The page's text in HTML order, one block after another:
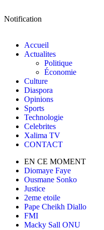
Notification
Accueil
Actualites
Politique
Économie
Culture
Diaspora
Opinions
Sports
Technologie
Celebrites
Xalima TV
CONTACT
EN CE MOMENT
Diomaye Faye
Ousmane Sonko
Justice
2eme etoile
Pape Cheikh Diallo
FMI
Macky Sall ONU